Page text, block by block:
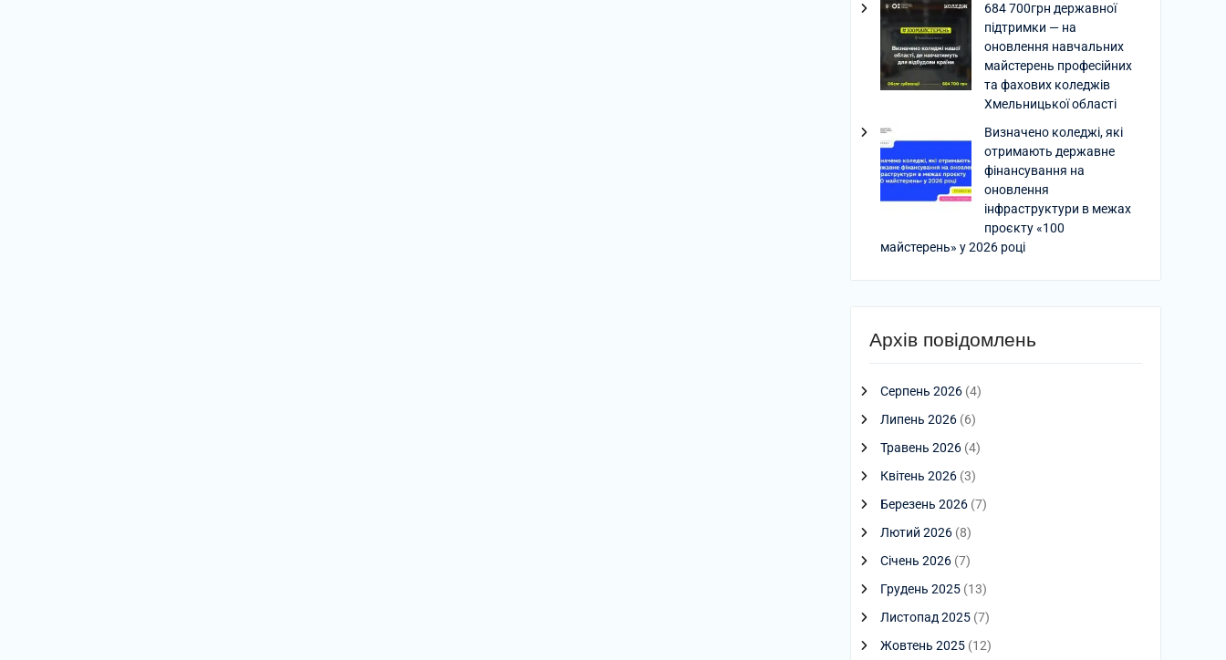
684 700грн державної
підтримки — на
оновлення навчальних
майстерень професійних
та фахових коледжів
Хмельницької області
Визначено коледжі, які
отримають державне
фінансування на
оновлення
інфраструктури в межах
проєкту «100
майстерень» у 2026 році
Архів повідомлень
Серпень 2026 (4)
Липень 2026 (6)
Травень 2026 (4)
Квітень 2026 (3)
Березень 2026 (7)
Лютий 2026 (8)
Січень 2026 (7)
Грудень 2025 (13)
Листопад 2025 (7)
Жовтень 2025 (12)